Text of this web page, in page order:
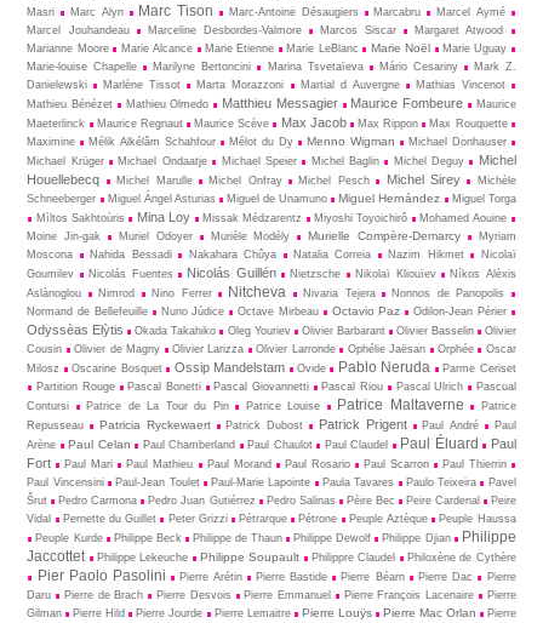
Masri
Marc Alyn Marc Tison Marc-Antoine Désaugiers Marcabru
Marcel Aymé
Marcel Jouhandeau
Marceline Desbordes-Valmore Marcos Siscar
Margaret Atwood
Marianne Moore
Marie Alcance Marie Etienne Marie LeBlanc Marie Noël
Marie Uguay
Marie-louise Chapelle
Marilyne Bertoncini Marina Tsvetaïeva Mário Cesariny
Mark Z.
Danielewski
Marlène Tissot Marta Morazzoni Martial d Auvergne
Mathias Vincenot
Mathieu Bénézet
Mathieu Olmedo Matthieu Messagier Maurice Fombeure
Maurice
Maeterlinck
Maurice Regnaut Maurice Scève Max Jacob Max Rippon
Max Rouquette
Maximine
Mélik Alkélâm Schahfour Mélot du Dy Menno Wigman
Michael Donhauser
Michael Krüger
Michael Ondaatje Michael Speier Michel Baglin Michel Deguy
Michel
Houellebecq
Michel Marulle Michel Onfray Michel Pesch Michel Sirey
Michèle
Schneeberger
Miguel Ángel Asturias Miguel de Unamuno Miguel Hernández
Miguel Torga
Mìltos Sakhtoùris
Mina Loy Missak Médzarentz Miyoshi Toyoichirô
Mohamed Aouine
Moine Jin-gak
Muriel Odoyer Murièle Modély Murielle Compère-Demarcy
Myriam
Moscona
Nahida Bessadi Nakahara Chûya Natalia Correia Nazim Hikmet
Nicolaï
Goumilev
Nicolás Fuentes Nicolás Guillén Nietz­sche Nikolaï Kliouïev
Níkos Alèxis
Aslànoglou
Nimrod Nino Ferrer Nitcheva Nivaria Tejera
Nonnos de Panopolis
Normand de Bellefeuille
Nuno Júdice Octave Mirbeau Octavio Paz Odilon-Jean Périer
Odyssèas Elỳtis Okada Takahiko Oleg Youriev Olivier Barbarant Olivier Basselin
Olivier
Cousin
Olivier de Magny Olivier Larizza Olivier Larronde Ophélie Jaësan Orphée
Oscar
Milosz
Oscarine Bosquet Ossip Mandelstam Ovide Pablo Neruda
Parme Ceriset
Partition Rouge
Pascal Bonetti Pascal Giovannetti Pascal Riou Pascal Ulrich
Pascual
Contursi
Patrice de La Tour du Pin Patrice Louise Patrice Maltaverne
Patrice
Repusseau
Patricia Ryckewaert Patrick Dubost Patrick Prigent Paul André
Paul
Arène
Paul Celan Paul Chamberland Paul Chaulot Paul Claudel Paul Éluard
Paul
Fort
Paul Mari Paul Mathieu Paul Morand Paul Rosario Paul Scarron
Paul Thierrin
Paul Vincensini
Paul-Jean Toulet Paul-Marie Lapointe Paula Tavares Paulo Teixeira
Pavel
Šrut
Pedro Carmona Pedro Juan Gutiérrez Pedro Salinas Pèire Bec Peire Cardenal
Peire
Vidal
Pernette du Guillet Peter Grizzi Pétrarque Pétrone Peuple Aztèque
Peuple Haussa
Peuple Kurde
Philippe Beck Philippe de Thaun Philippe Dewolf Philippe Djian
Philippe
Jaccottet
Philippe Lekeuche Philippe Soupault Philippre Claudel Philoxène de Cythère
Pier Paolo Pasolini Pierre Arétin Pierre Bastide Pierre Béarn Pierre Dac
Pierre
Daru
Pierre de Brach Pierre Desvois Pierre Emmanuel Pierre François Lacenaire
Pierre
Gilman
Pierre Hild Pierre Jourde Pierre Lemaitre Pierre Louÿs Pierre Mac Orlan
Pierre